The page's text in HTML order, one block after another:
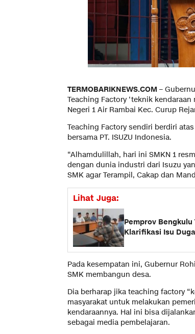
TERMOBARIKNEWS.COM –
Teaching Factory ‘teknik
Negeri 1 Air Rambai Kec. Curup
Teaching Factory sendiri berdiri
bersama PT. ISUZU Indonesia.
“Alhamdulillah, hari ini SMKN 1
dengan dunia industri dari Isuzu
SMK agar Terampil, Cakap dan
Lihat Juga:
Pemprov
Klarifikasi Isu
Pada kesempatan ini, Gubernur
SMK membangun desa.
Dia berharap jika teaching factory
masyarakat untuk melakukan
kendaraannya. Hal ini bisa
sebagai media pembelajaran.